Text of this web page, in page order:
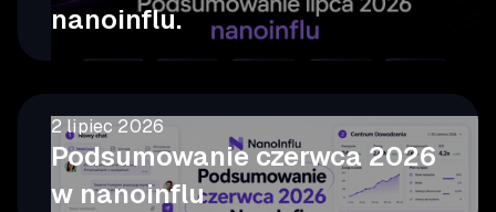
nanoinflu.
2 lipiec 2026
Podsumowanie czerwca 2026
w nanoinflu